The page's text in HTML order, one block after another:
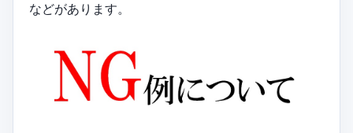
などがあります。